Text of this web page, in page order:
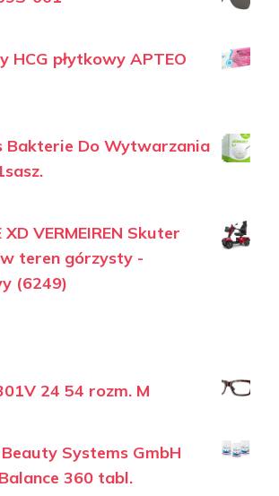
HCG płytkowy APTEO
Bakterie Do Wytwarzania
XD VERMEIREN Skuter
teren górzysty -
(6249)
24 54 rozm. M
Systems GmbH
360 tabl.